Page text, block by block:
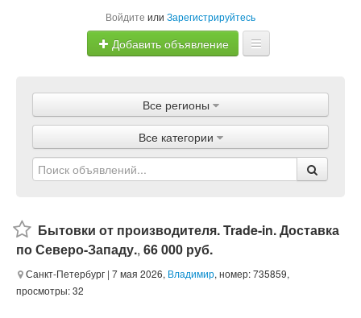
Войдите или Зарегистрируйтесь
Добавить объявление
Объявления
Магазины
Услуги
Все регионы
Все категории
Бытовки от производителя. Trade-in. Доставка
по Северо-Западу., 66 000 руб.
Санкт-Петербург | 7 мая 2026, Владимир, номер: 735859,
просмотры: 32